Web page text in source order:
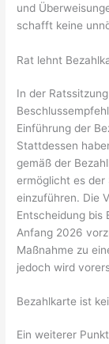
und
schafft keine
Rat lehnt
In der
Einführung der
Stattdessen
gemäß der
ermöglicht es der
einzuführen. Die
Entscheidung bis
Anfang 2026
Maßnahme zu
jedoch wird
Bezahlkarte ist
Ein weiterer